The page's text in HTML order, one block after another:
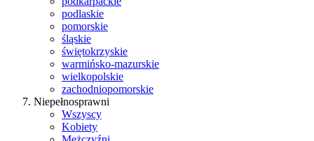
podlaskie
pomorskie
śląskie
świętokrzyskie
warmińsko-mazurskie
wielkopolskie
zachodniopomorskie
Niepełnosprawni
Wszyscy
Kobiety